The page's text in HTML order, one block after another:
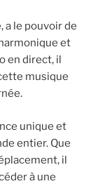
a le pouvoir de
et
en direct, il
musique
unique et
entier. Que
il
à une